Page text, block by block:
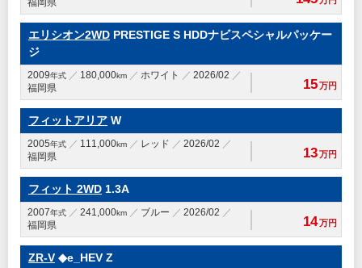
福岡県
エリシオン2WD PRESTIGE S HDDナビスペシャルパッケー
ジ
2009年式 180,000km ホワイト
2026/02
福岡県
15万円
フィットアリア W
2005年式 111,000km レッド
2026/02
福岡県
13万円
フィット 2WD 1.3A
2007年式 241,000km ブルー
2026/02
福岡県
14万円
ZR-V ◆e_HEV Z